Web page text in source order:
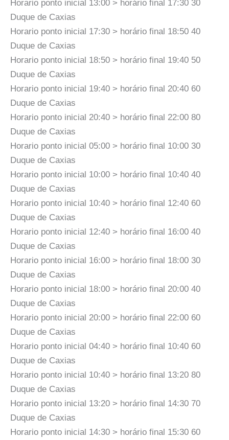
Horario ponto inicial 13:00 > horário final 17:30 30
Duque de Caxias
Horario ponto inicial 17:30 > horário final 18:50 40
Duque de Caxias
Horario ponto inicial 18:50 > horário final 19:40 50
Duque de Caxias
Horario ponto inicial 19:40 > horário final 20:40 60
Duque de Caxias
Horario ponto inicial 20:40 > horário final 22:00 80
Duque de Caxias
Horario ponto inicial 05:00 > horário final 10:00 30
Duque de Caxias
Horario ponto inicial 10:00 > horário final 10:40 40
Duque de Caxias
Horario ponto inicial 10:40 > horário final 12:40 60
Duque de Caxias
Horario ponto inicial 12:40 > horário final 16:00 40
Duque de Caxias
Horario ponto inicial 16:00 > horário final 18:00 30
Duque de Caxias
Horario ponto inicial 18:00 > horário final 20:00 40
Duque de Caxias
Horario ponto inicial 20:00 > horário final 22:00 60
Duque de Caxias
Horario ponto inicial 04:40 > horário final 10:40 60
Duque de Caxias
Horario ponto inicial 10:40 > horário final 13:20 80
Duque de Caxias
Horario ponto inicial 13:20 > horário final 14:30 70
Duque de Caxias
Horario ponto inicial 14:30 > horário final 15:30 60